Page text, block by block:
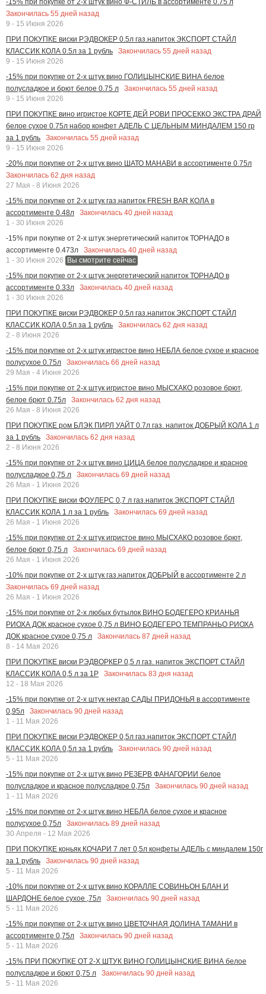
-15% при покупке от 2-х штук вино Ф-СТИЛЬ в ассортименте 0.75 л
Закончилась 55 дней назад
9 - 15 Июня 2026
ПРИ ПОКУПКЕ виски РЭДВОКЕР 0.5л газ.напиток ЭКСПОРТ СТАЙЛ
КЛАССИК КОЛА 0.5л за 1 рубль
Закончилась 55 дней назад
9 - 15 Июня 2026
-15% при покупке от 2-х штук вино ГОЛИЦЫНСКИЕ ВИНА белое
полусладкое и брют белое 0.75 л
Закончилась 55 дней назад
9 - 15 Июня 2026
ПРИ ПОКУПКЕ вино игристое КОРТЕ ДЕЙ РОВИ ПРОСЕККО ЭКСТРА ДРАЙ
белое сухое 0.75л набор конфет АДЕЛЬ С ЦЕЛЬНЫМ МИНДАЛЕМ 150 гр
за 1 рубль
Закончилась 55 дней назад
9 - 15 Июня 2026
-20% при покупке от 2-х штук вино ШАТО МАНАВИ в ассортименте 0.75л
Закончилась 62 дня назад
27 Мая - 8 Июня 2026
-15% при покупке от 2-х штук газ.напиток FRESH BAR КОЛА в
ассортименте 0.48л
Закончилась 40 дней назад
1 - 30 Июня 2026
-15% при покупке от 2-х штук энергетический напиток ТОРНАДО в
ассортименте 0.473л
Закончилась 40 дней назад
1 - 30 Июня 2026
Вы смотрите сейчас
-15% при покупке от 2-х штук энергетический напиток ТОРНАДО в
ассортименте 0.33л
Закончилась 40 дней назад
1 - 30 Июня 2026
ПРИ ПОКУПКЕ виски РЭДВОКЕР 0.5л газ.напиток ЭКСПОРТ СТАЙЛ
КЛАССИК КОЛА 0.5л за 1 рубль
Закончилась 62 дня назад
2 - 8 Июня 2026
-15% при покупке от 2-х штук игристое вино НЕБЛА белое сухое и красное
полусухое 0.75л
Закончилась 66 дней назад
29 Мая - 4 Июня 2026
-15% при покупке от 2-х штук игристое вино МЫСХАКО розовое брют,
белое брют 0.75л
Закончилась 62 дня назад
26 Мая - 8 Июня 2026
ПРИ ПОКУПКЕ ром БЛЭК ПИРЛ УАЙТ 0.7л газ. напиток ДОБРЫЙ КОЛА 1 л
за 1 рубль
Закончилась 62 дня назад
2 - 8 Июня 2026
-15% при покупке от 2-х штук вино ЦИЦА белое полусладкое и красное
полусладкое 0,75 л
Закончилась 69 дней назад
26 Мая - 1 Июня 2026
ПРИ ПОКУПКЕ виски ФОУЛЕРС 0,7 л газ.напиток ЭКСПОРТ СТАЙЛ
КЛАССИК КОЛА 1 л за 1 рубль
Закончилась 69 дней назад
26 Мая - 1 Июня 2026
-15% при покупке от 2-х штук игристое вино МЫСХАКО розовое брют,
белое брют 0,75 л
Закончилась 69 дней назад
26 Мая - 1 Июня 2026
-10% при покупке от 2-х штук газ.напиток ДОБРЫЙ в ассортименте 2 л
Закончилась 69 дней назад
26 Мая - 1 Июня 2026
-15% при покупке от 2-х любых бутылок ВИНО БОДЕГЕРО КРИАНЬЯ
РИОХА ДОК красное сухое 0,75 л ВИНО БОДЕГЕРО ТЕМПРАНЬО РИОХА
ДОК красное сухое 0,75 л
Закончилась 87 дней назад
8 - 14 Мая 2026
ПРИ ПОКУПКЕ виски РЭДВОРКЕР 0,5 л газ. напиток ЭКСПОРТ СТАЙЛ
КЛАССИК КОЛА 0,5 л за 1Р
Закончилась 83 дня назад
12 - 18 Мая 2026
-15% при покупке от 2-х штук нектар САДЫ ПРИДОНЬЯ в ассортименте
0,95л
Закончилась 90 дней назад
1 - 11 Мая 2026
ПРИ ПОКУПКЕ виски РЭДВОКЕР 0,5л газ.напиток ЭКСПОРТ СТАЙЛ
КЛАССИК КОЛА 0,5л за 1 рубль
Закончилась 90 дней назад
5 - 11 Мая 2026
-15% при покупке от 2-х штук вино РЕЗЕРВ ФАНАГОРИИ белое
полусладкое и красное полусладкое 0,75л
Закончилась 90 дней назад
1 - 11 Мая 2026
-15% при покупке от 2-х штук вино НЕБЛА белое сухое и красное
полусухое 0,75л
Закончилась 89 дней назад
30 Апреля - 12 Мая 2026
ПРИ ПОКУПКЕ коньяк КОЧАРИ 7 лет 0,5л конфеты АДЕЛЬ с миндалем 150г
за 1 рубль
Закончилась 90 дней назад
5 - 11 Мая 2026
-10% при покупке от 2-х штук вино КОРАЛЛЕ СОВИНЬОН БЛАН И
ШАРДОНЕ белое сухое ,75л
Закончилась 90 дней назад
5 - 11 Мая 2026
-15% при покупке от 2-х штук вино ЦВЕТОЧНАЯ ДОЛИНА ТАМАНИ в
ассортименте 0,75л
Закончилась 90 дней назад
5 - 11 Мая 2026
-15% ПРИ ПОКУПКЕ ОТ 2-Х ШТУК ВИНО ГОЛИЦЫНСКИЕ ВИНА белое
полусладкое и брют 0,75 л
Закончилась 90 дней назад
5 - 11 Мая 2026